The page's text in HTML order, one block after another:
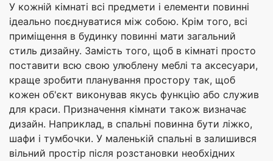
У кожній кімнаті всі предмети і елементи повинні
ідеально поєднуватися між собою. Крім того, всі
приміщення в будинку повинні мати загальний
стиль дизайну. Замість того, щоб в кімнаті просто
поставити всю свою улюблену меблі та аксесуари,
краще зробити планування простору так, щоб
кожен об'єкт виконував якусь функцію або служив
для краси. Призначення кімнати також визначає
дизайн. Наприклад, в спальні повинна бути ліжко,
шафи і тумбочки. У маленькій спальні в залишився
вільний простір після розстановки необхідних